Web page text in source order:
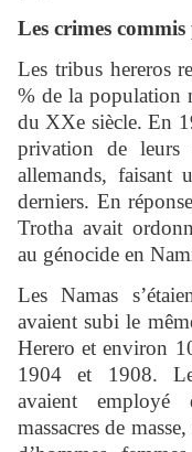
Les crimes
Les tribus hereros
% de la population
du XXe siècle. En
privation de
allemands, faisant
derniers. En
Trotha avait
au génocide en
Les Namas
avaient subi le
Herero et environ
1904 et 1908.
avaient employé
massacres de